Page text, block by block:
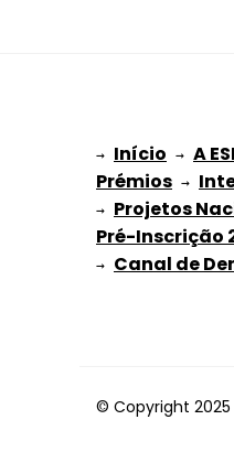
→ Início → A
Prémios →
→ Projetos
Pré-Inscrição
→
© Copyright 2025